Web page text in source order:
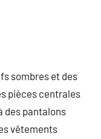
sombres et des
pièces centrales
des pantalons
vêtements